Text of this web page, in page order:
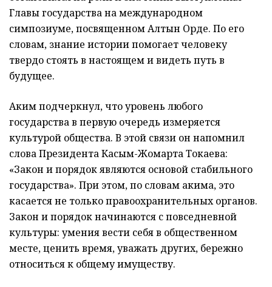
Главы государства на международном
симпозиуме, посвященном Алтын Орде. По его
словам, знание истории помогает человеку
твердо стоять в настоящем и видеть путь в
будущее.
Аким подчеркнул, что уровень любого
государства в первую очередь измеряется
культурой общества. В этой связи он напомнил
слова Президента Касым-Жомарта Токаева:
«Закон и порядок являются основой стабильного
государства». При этом, по словам акима, это
касается не только правоохранительных органов.
Закон и порядок начинаются с повседневной
культуры: умения вести себя в общественном
месте, ценить время, уважать других, бережно
относиться к общему имуществу.